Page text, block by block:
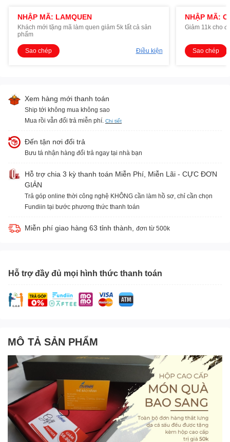
NHẬP MÃ: LAMQUEN
Khách mới tặng mã làm quen giảm 5k tất cả sản
phẩm
Sao chép Điều kiện
NHẬP MÃ:
Giảm 11k cho
Sao chép
Xem hàng mới thanh toán
Ship tới không mua không sao
Mua rồi vẫn đổi trả miễn phí. Chi tiết
Đến tận nơi đổi trả
Bưu tá nhận hàng đổi trả ngay tại nhà bạn
Hỗ trợ chia 3 kỳ thanh toán Miễn Phí, Miễn Lãi - CỰC ĐƠN
GIẢN
Trả góp online thời công nghệ KHÔNG cần làm hồ sơ, chỉ cần chọn
Fundiin tại bước phương thức thanh toán
Miễn phí giao hàng 63 tỉnh thành, đơn từ 500k
Hỗ trợ đầy đủ mọi hình thức thanh toán
MÔ TẢ SẢN PHẨM